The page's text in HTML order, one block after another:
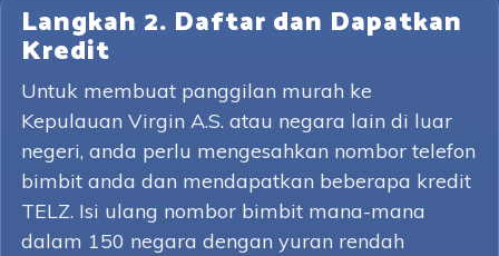
Langkah 2. Daftar dan Dapatkan
Kredit
Untuk membuat panggilan murah ke
Kepulauan Virgin A.S. atau negara lain di luar
negeri, anda perlu mengesahkan nombor telefon
bimbit anda dan mendapatkan beberapa kredit
TELZ. Isi ulang nombor bimbit mana-mana
dalam 150 negara dengan yuran rendah